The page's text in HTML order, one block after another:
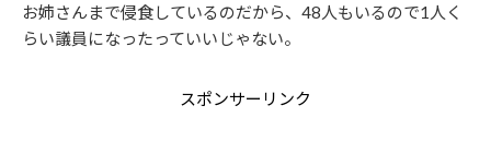
お姉さんまで侵食しているのだから、48人もいるので1人く
らい議員になったっていいじゃない。
スポンサーリンク